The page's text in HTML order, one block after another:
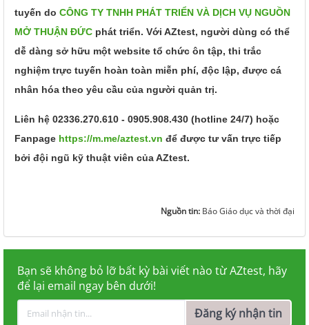
tuyến do CÔNG TY TNHH PHÁT TRIỂN VÀ DỊCH VỤ NGUỒN
MỞ THUẬN ĐỨC phát triển. Với AZtest, người dùng có thể
dễ dàng sở hữu một website tổ chức ôn tập, thi trắc
nghiệm trực tuyến hoàn toàn miễn phí, độc lập, được cá
nhân hóa theo yêu cầu của người quản trị.
Liên hệ 02336.270.610 - 0905.908.430 (hotline 24/7) hoặc
Fanpage https://m.me/aztest.vn để được tư vấn trực tiếp
bởi đội ngũ kỹ thuật viên của AZtest.
Nguồn tin: Báo Giáo dục và thời đại
Bạn sẽ không bỏ lỡ bất kỳ bài viết nào từ AZtest, hãy
để lại email ngay bên dưới!
Đăng ký nhận tin